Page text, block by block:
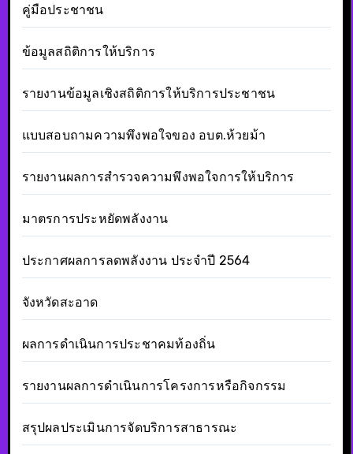
คู่มือประชาชน
ข้อมูลสถิติการให้บริการ
รายงานข้อมูลเชิงสถิติการให้บริการประชาชน
แบบสอบถามความพึงพอใจของ อบต.ห้วยม้า
รายงานผลการสำรวจความพึงพอใจการให้บริการ
มาตรการประหยัดพลังงาน
ประกาศผลการลดพลังงาน ประจำปี 2564
จังหวัดสะอาด
ผลการดำเนินการประชาคมท้องถิ่น
รายงานผลการดำเนินการโครงการหรือกิจกรรม
สรุปผลประเมินการจัดบริการสาธารณะ